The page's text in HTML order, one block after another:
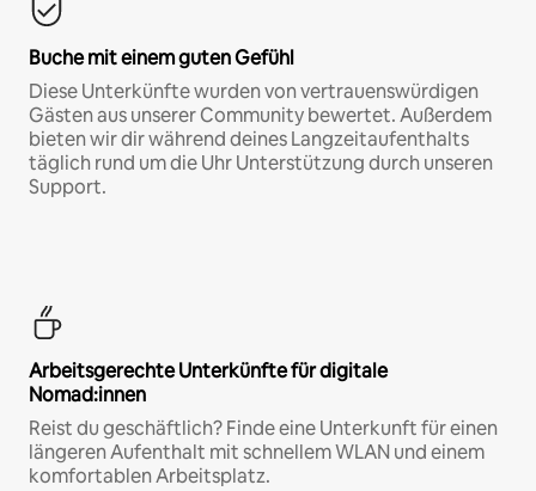
Buche mit einem guten Gefühl
Diese Unterkünfte wurden von vertrauenswürdigen
Gästen aus unserer Community bewertet. Außerdem
bieten wir dir während deines Langzeitaufenthalts
täglich rund um die Uhr Unterstützung durch unseren
Support.
Arbeitsgerechte Unterkünfte für digitale
Nomad:innen
Reist du geschäftlich? Finde eine Unterkunft für einen
längeren Aufenthalt mit schnellem WLAN und einem
komfortablen Arbeitsplatz.